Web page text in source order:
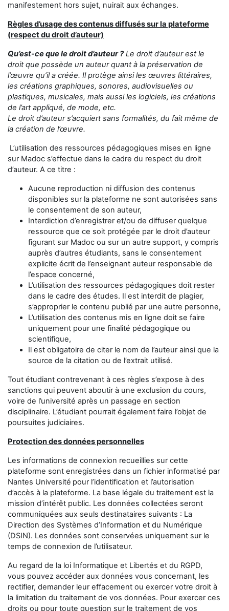
manifestement hors sujet, nuirait aux échanges.
Règles d’usage des contenus diffusés sur la plateforme
(respect du droit d’auteur)
Qu’est-ce que le droit d’auteur ?Le droit d’auteur est le
droit que possède un auteur quant à la préservation de
l’œuvre qu’il a créée. Il protège ainsi les œuvres littéraires,
les créations graphiques, sonores, audiovisuelles ou
plastiques, musicales, mais aussi les logiciels, les créations
de l’art appliqué, de mode, etc.
Le droit d’auteur s’acquiert sans formalités, du fait même de
la création de l’œuvre.
L’utilisation des ressources pédagogiques mises en ligne
sur Madoc s’effectue dans le cadre du respect du droit
d’auteur. A ce titre :
Aucune reproduction ni diffusion des contenus
disponibles sur la plateforme ne sont autorisées sans
le consentement de son auteur,
Interdiction d’enregistrer et/ou de diffuser quelque
ressource que ce soit protégée par le droit d’auteur
figurant sur Madoc ou sur un autre support, y compris
auprès d’autres étudiants, sans le consentement
explicite écrit de l’enseignant auteur responsable de
l’espace concerné,
L’utilisation des ressources pédagogiques doit rester
dans le cadre des études. Il est interdit de plagier,
s’approprier le contenu publié par une autre personne,
L’utilisation des contenus mis en ligne doit se faire
uniquement pour une finalité pédagogique ou
scientifique,
Il est obligatoire de citer le nom de l’auteur ainsi que la
source de la citation ou de l’extrait utilisé.
Tout étudiant contrevenant à ces règles s’expose à des
sanctions qui peuvent aboutir à une exclusion du cours,
voire de l’université après un passage en section
disciplinaire. L’étudiant pourrait également faire l’objet de
poursuites judiciaires.
Protection des données personnelles
Les informations de connexion recueillies sur cette
plateforme sont enregistrées dans un fichier informatisé par
Nantes Université pour l’identification et l’autorisation
d’accès à la plateforme. La base légale du traitement est la
mission d’intérêt public. Les données collectées seront
communiquées aux seuls destinataires suivants : La
Direction des Systèmes d’Information et du Numérique
(DSIN). Les données sont conservées uniquement sur le
temps de connexion de l’utilisateur.
Au regard de la loi Informatique et Libertés et du RGPD,
vous pouvez accéder aux données vous concernant, les
rectifier, demander leur effacement ou exercer votre droit à
la limitation du traitement de vos données. Pour exercer ces
droits ou pour toute question sur le traitement de vos